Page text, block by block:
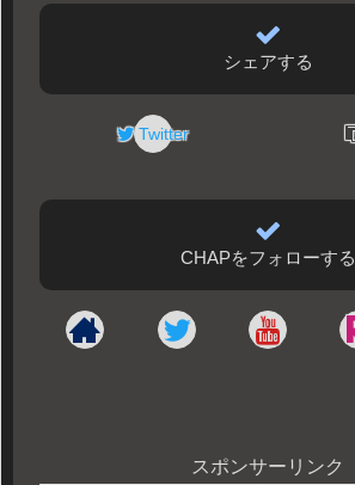
シェアする
Twitter
CHAPをフォローする
スポンサーリンク